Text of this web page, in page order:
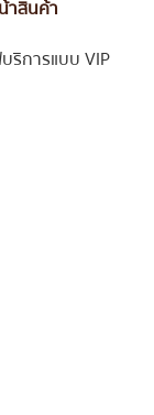
าสินค้า
ริการแบบ VIP